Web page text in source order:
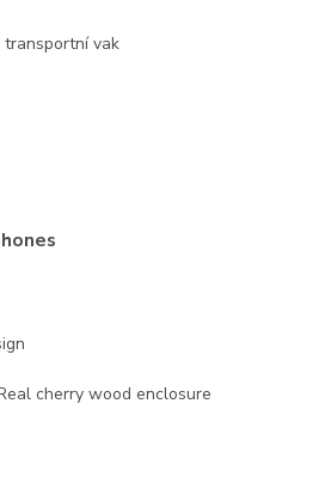
transportní vak
cherry wood enclosure